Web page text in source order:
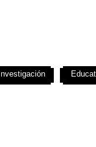
Investigación